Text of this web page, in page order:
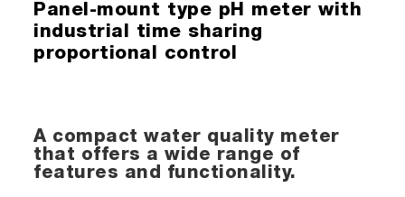
Panel-mount type pH meter with
industrial time sharing
proportional control
A compact water quality meter
that offers a wide range of
features and functionality.